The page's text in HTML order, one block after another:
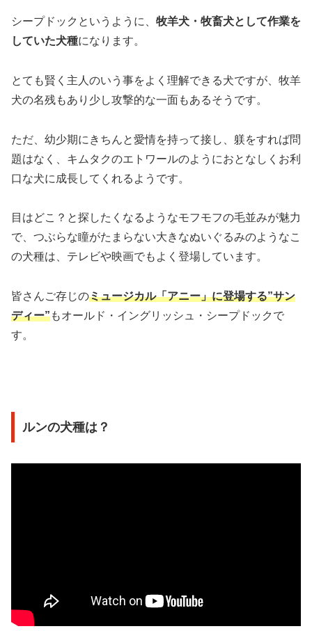
シープドックというように、 牧羊犬・牧畜犬として作業を
していた犬種になります。
とても賢く主人のいう事をよく理解できる犬ですが、牧羊
犬の名残もあり少し攻撃的な一面もあるそうです。
ただ、幼少期にきちんと愛情を持って接し、躾をすれば問
題はなく、キムタクのエトワールのようにおとなしくお利
口な犬に成長してくれるようです。
目はどこ？と探したくなるようなモフモフの毛並みが魅力
で、つぶらな瞳がたまらない大きなぬいぐるみのようなこ
の犬種は、テレビや映画でもよく登場しています。
皆さんご存じのミュージカル「アニー」に登場する”サン
ディー”もオールド・イングリッシュ・シープドックで
す。
ルンの犬種は？